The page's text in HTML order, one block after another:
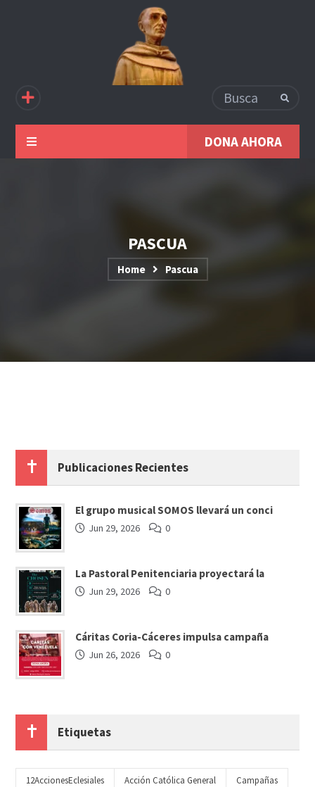
DONA AHORA
PASCUA
Home Pascua
Publicaciones Recientes
El grupo musical SOMOS llevará un conci
Jun 29, 2026 0
La Pastoral Penitenciaria proyectará la
Jun 29, 2026 0
Cáritas Coria-Cáceres impulsa campaña
Jun 26, 2026 0
Etiquetas
12AccionesEclesiales Acción Católica General
Campañas